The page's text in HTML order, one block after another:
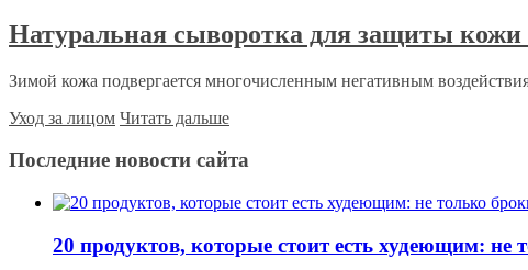
Натуральная сыворотка для защиты кожи
Зимой кожа подвергается многочисленным негативным
Уход за лицом Читать дальше
Последние новости сайта
20 продуктов, которые стоит есть худеющим: не